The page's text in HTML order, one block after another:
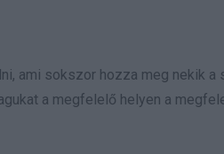
ami sokszor hozza meg nekik a
a megfelelő helyen a